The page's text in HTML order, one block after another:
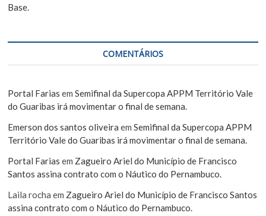
Base.
COMENTÁRIOS
Portal Farias emSemifinal da Supercopa APPM Território Vale
do Guaribas irá movimentar o final de semana.
Emerson dos santos oliveira emSemifinal da Supercopa APPM
Território Vale do Guaribas irá movimentar o final de semana.
Portal Farias em Zagueiro Ariel do Município de Francisco
Santos assina contrato com o Náutico do Pernambuco.
Laila rocha em Zagueiro Ariel do Município de Francisco Santos
assina contrato com o Náutico do Pernambuco.